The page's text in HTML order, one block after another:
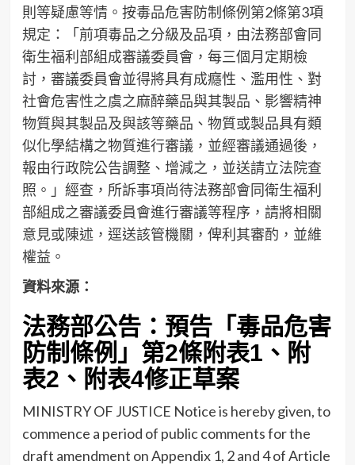
則等疑慮等情。按毒品危害防制條例第2條第3項
規定：「前項毒品之分級及品項，由法務部會同
衛生福利部組成審議委員會，每三個月定期檢
討，審議委員會並得將具有成癮性、濫用性、對
社會危害性之虞之麻醉藥品與其製品、影響精神
物質與其製品及與該等藥品、物質或製品具有類
似化學結構之物質進行審議，並經審議通過後，
報由行政院公告調整、增減之，並送請立法院查
照。」經查，所訴事項尚待法務部會同衛生福利
部組成之審議委員會進行審議等程序，請將相關
意見或陳述，逕送該管機關，俾利其審酌，並維
權益。
資料來源：
法務部公告：預告「毒品危害
防制條例」第2條附表1、附
表2、附表4修正草案
MINISTRY OF JUSTICE Notice is hereby given, to
commence a period of public comments for the
draft amendment on Appendix 1, 2 and 4 of Article